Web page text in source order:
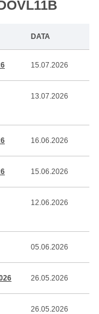
DATA
15.07.2026
13.07.2026
16.06.2026
15.06.2026
12.06.2026
05.06.2026
26.05.2026
26.05.2026